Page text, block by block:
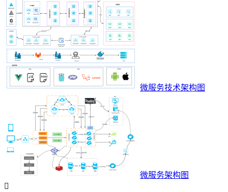
微服务技术架构图
微服务架构图
